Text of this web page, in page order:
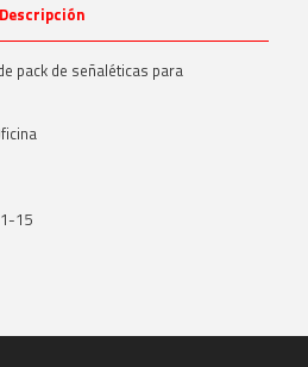
Descripción
pack de señaléticas para
15